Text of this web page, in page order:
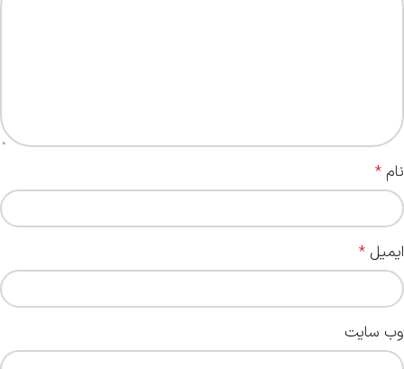
نام *
ایمیل *
وب‌ سایت